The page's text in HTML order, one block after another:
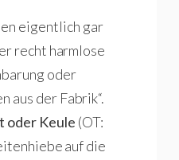
eigentlich gar
recht harmlose
oder
aus der Fabrik“.
oder Keule (OT:
auf die